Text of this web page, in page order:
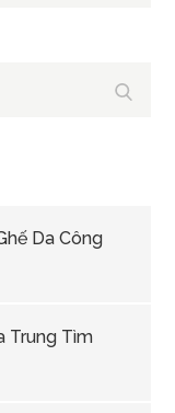
Da Công
Trung Tìm